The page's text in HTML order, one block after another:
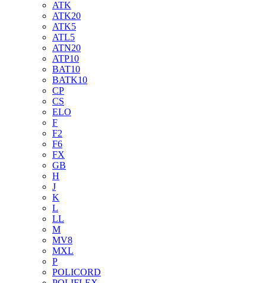
ATK
ATK20
ATK5
ATL5
ATN20
ATP10
BAT10
BATK10
CP
CS
ELO
F
F2
F6
FX
GB
H
J
K
L
LL
M
MV8
MXL
P
POLICORD